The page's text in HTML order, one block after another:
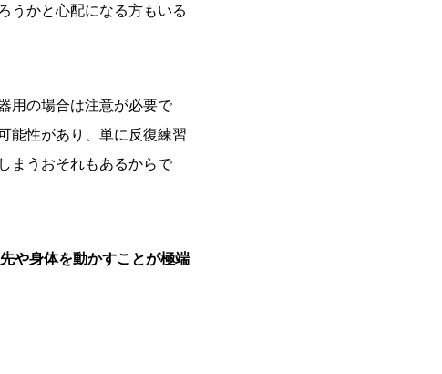
うかと心配になる方もいる
用の場合は注意が必要で
能性があり、単に反復練習
まうおそれもあるからで
や身体を動かすことが極端